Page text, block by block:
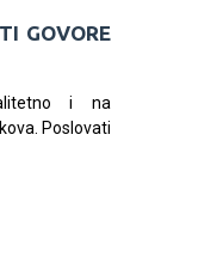
GOVORE
i na
Poslovati